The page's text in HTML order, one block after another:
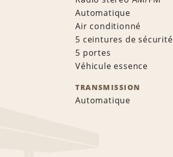
Automatique
Air conditionné
5 ceintures de sécurité
5 portes
Véhicule essence
TRANSMISSION
Automatique